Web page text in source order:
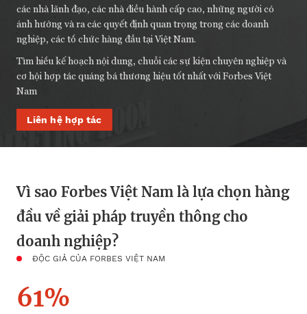
các nhà lãnh đạo, các nhà điều hành cấp cao, những người có
ảnh hưởng và ra các quyết định quan trọng trong các doanh
nghiệp, các tổ chức hàng đầu tại Việt Nam.
Tìm hiểu kế hoạch nội dung, chuỗi các sự kiện chuyên nghiệp và
cơ hội hợp tác quảng bá thương hiệu tốt nhất với Forbes Việt
Nam
Liên hệ hợp tác
Vì sao Forbes Việt Nam là lựa chọn hàng
đầu về giải pháp truyền thông cho
doanh nghiệp?
ĐỘC GIẢ CỦA FORBES VIỆT NAM
61%